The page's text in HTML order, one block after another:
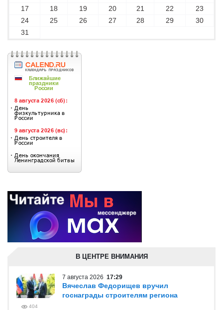
17
18 19 20 21 22
23
24
25 26 27 28 29
30
31
В ЦЕНТРЕ ВНИМАНИЯ
7 августа 2026 17:29
Вячеслав Федорищев вручил
госнаграды строителям региона
404